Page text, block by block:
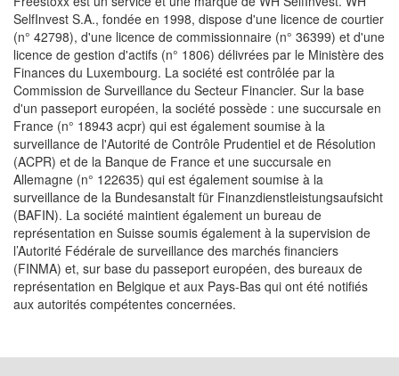
SelfInvest S.A., fondée en 1998, dispose d'une licence de courtier
(n° 42798), d'une licence de commissionnaire (n° 36399) et d'une
licence de gestion d'actifs (n° 1806) délivrées par le Ministère des
Finances du Luxembourg. La société est contrôlée par la
Commission de Surveillance du Secteur Financier. Sur la base
d'un passeport européen, la société possède : une succursale en
France (n° 18943 acpr) qui est également soumise à la
surveillance de l'Autorité de Contrôle Prudentiel et de Résolution
(ACPR) et de la Banque de France et une succursale en
Allemagne (n° 122635) qui est également soumise à la
surveillance de la Bundesanstalt für Finanzdienstleistungsaufsicht
(BAFIN). La société maintient également un bureau de
représentation en Suisse soumis également à la supervision de
l’Autorité Fédérale de surveillance des marchés financiers
(FINMA) et, sur base du passeport européen, des bureaux de
représentation en Belgique et aux Pays-Bas qui ont été notifiés
aux autorités compétentes concernées.